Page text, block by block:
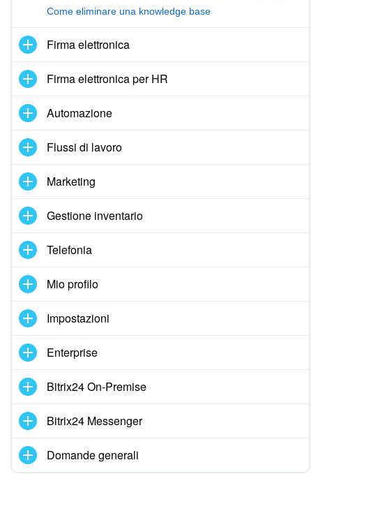
Come eliminare una knowledge base
Firma elettronica
Firma elettronica per HR
Automazione
Flussi di lavoro
Marketing
Gestione inventario
Telefonia
Mio profilo
Impostazioni
Enterprise
Bitrix24 On-Premise
Bitrix24 Messenger
Domande generali